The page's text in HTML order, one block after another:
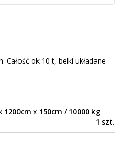
ok 10 t, belki układane
1200cmx 150cm / 10000 kg
1 szt.